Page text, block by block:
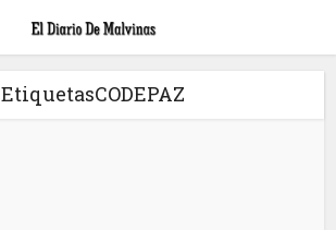
EtiquetasCODEPAZ